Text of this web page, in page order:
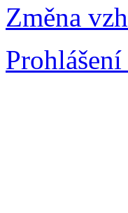
Změna